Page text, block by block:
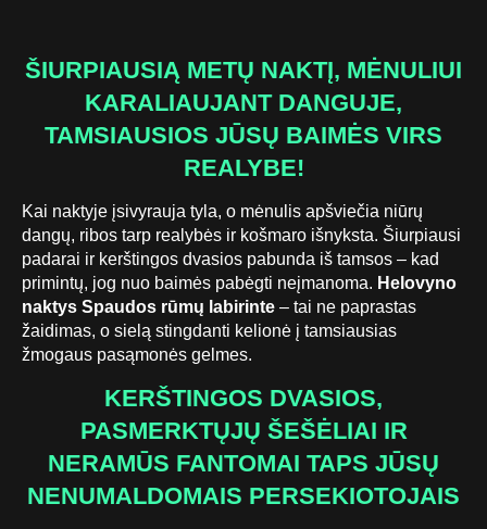
ŠIURPIAUSIĄ METŲ NAKTĮ, MĖNULIUI
KARALIAUJANT DANGUJE,
TAMSIAUSIOS JŪSŲ BAIMĖS VIRS
REALYBE!
Kai naktyje įsivyrauja tyla, o mėnulis apšviečia niūrų
dangų, ribos tarp realybės ir košmaro išnyksta. Šiurpiausi
padarai ir kerštingos dvasios pabunda iš tamsos – kad
primintų, jog nuo baimės pabėgti neįmanoma. Helovyno
naktys Spaudos rūmų labirinte – tai ne paprastas
žaidimas, o sielą stingdanti kelionė į tamsiausias
žmogaus pasąmonės gelmes.
KERŠTINGOS DVASIOS,
PASMERKTŲJŲ ŠEŠĖLIAI IR
NERAMŪS FANTOMAI TAPS JŪSŲ
NENUMALDOMAIS PERSEKIOTOJAIS